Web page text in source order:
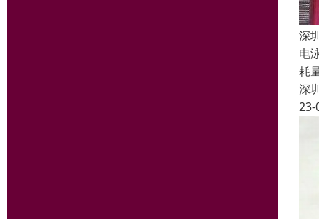
深
电
耗
深
23-